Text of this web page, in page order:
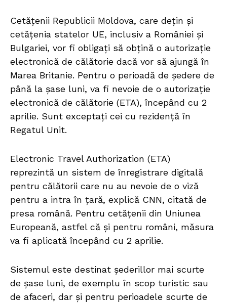
Cetățenii Republicii Moldova, care dețin și
cetățenia statelor UE, inclusiv a României și
Bulgariei, vor fi obligați să obțină o autorizație
electronică de călătorie dacă vor să ajungă în
Marea Britanie. Pentru o perioadă de ședere de
până la șase luni, va fi nevoie de o autorizație
electronică de călătorie (ETA), începând cu 2
aprilie. Sunt exceptați cei cu rezidență în
Regatul Unit.
Electronic Travel Authorization (ETA)
reprezintă un sistem de înregistrare digitală
pentru călătorii care nu au nevoie de o viză
pentru a intra în țară, explică CNN, citată de
presa română. Pentru cetățenii din Uniunea
Europeană, astfel că și pentru români, măsura
va fi aplicată începând cu 2 aprilie.
Sistemul este destinat șederillor mai scurte
de șase luni, de exemplu în scop turistic sau
de afaceri, dar și pentru perioadele scurte de